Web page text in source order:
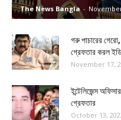
The News Bangla -
গরু পাচারের
গ্রেফতার করল
November 17,
ইন্টেলিজেন্স
গ্রেফতার
October 13,